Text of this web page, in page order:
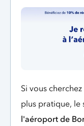
Si vous
plus pratique, le
l'aéroport de